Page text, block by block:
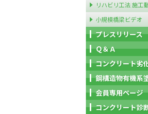
リハビリ工法 施工
小規模橋梁ビデオ
プレスリリース
Ｑ＆Ａ
コンクリート劣
鋼構造物有機系
会員専用ページ
コンクリート診